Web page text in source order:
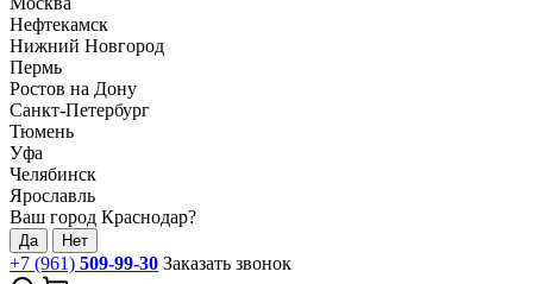
Нефтекамск
Нижний Новгород
Пермь
Ростов на Дону
Санкт-Петербург
Тюмень
Уфа
Челябинск
Ярославль
Ваш город Краснодар?
Да Нет
+7 (961) 509-99-30 Заказать звонок